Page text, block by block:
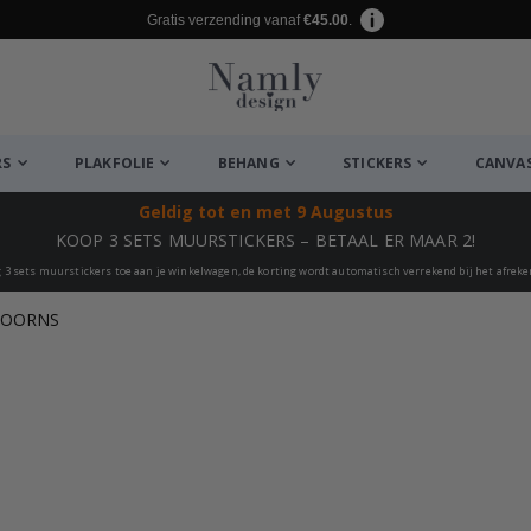
Gratis verzending vanaf€45.00.
PLAKFOLIE BEHANG STICKERS
Geldig tot en met 9 Augustus
KOOP 3 SETS MUURSTICKERS – BETAAL ER MAAR 2!
3 sets muurstickers toe aan je winkelwagen, de korting wordt automatisch verrekend bij het